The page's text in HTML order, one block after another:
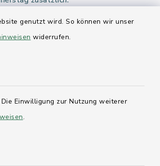
genutzt wird. So können wir unser
widerrufen.
Einwilligung zur Nutzung weiterer
.